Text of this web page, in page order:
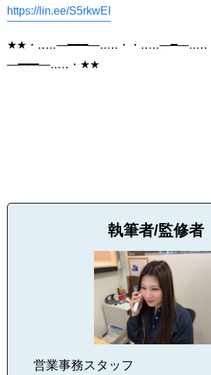
https://lin.ee/S5rkwEI
★★・‥…―━━━―…‥・・‥…―━―…‥
―━━━―…‥・★★
執筆者/監修者
営業事務スタッフ